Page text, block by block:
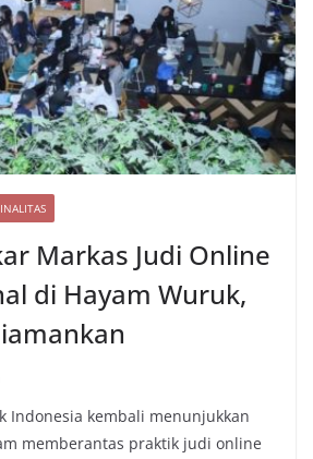
Markas Judi Online
di Hayam Wuruk,
Indonesia kembali menunjukkan
memberantas praktik judi online